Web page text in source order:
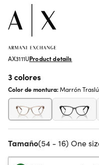
AX3111UProduct details
3 colores
Color de montura:Marrón
Tamaño(54 - 16) One